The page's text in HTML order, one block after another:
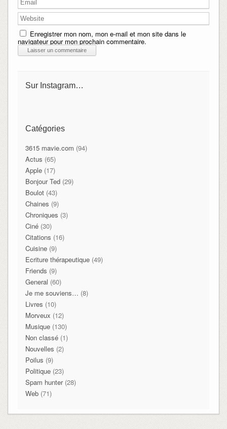
Enregistrer mon nom, mon e-mail et mon site dans le
navigateur pour mon prochain commentaire.
Sur Instagram…
Catégories
3615 mavie.com (94)
Actus (65)
Apple(17)
Bonjour Ted(29)
Boulot(43)
Chaines (9)
Chroniques (3)
Ciné(30)
Citations (16)
Cuisine(9)
Ecriture thérapeutique(49)
Friends (9)
General (60)
Je me souviens… (8)
Livres (10)
Morveux (12)
Musique(130)
Non classé(1)
Nouvelles (2)
Poilus (9)
Politique(23)
Spam hunter(28)
Web(71)